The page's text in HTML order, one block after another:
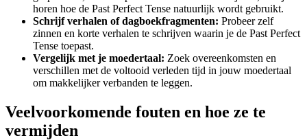
horen hoe de Past Perfect Tense natuurlijk wordt gebruikt.
Schrijf verhalen of dagboekfragmenten: Probeer zelf
zinnen en korte verhalen te schrijven waarin je de Past Perfect
Tense toepast.
Vergelijk met je moedertaal: Zoek overeenkomsten en
verschillen met de voltooid verleden tijd in jouw moedertaal
om makkelijker verbanden te leggen.
Veelvoorkomende fouten en hoe ze te
vermijden